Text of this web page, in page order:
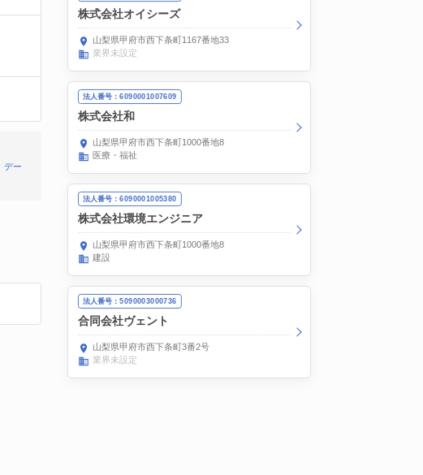
デー
株式会社オイシーズ
山梨県甲府市西下条町1167番地33
業界未設定
法人番号：6090001007609
株式会社和
山梨県甲府市西下条町1000番地8
医療・福祉
法人番号：6090001005380
株式会社環境エンジニア
山梨県甲府市西下条町1000番地8
建設
法人番号：5090003000736
合同会社ヴェント
山梨県甲府市西下条町3番2号
業界未設定